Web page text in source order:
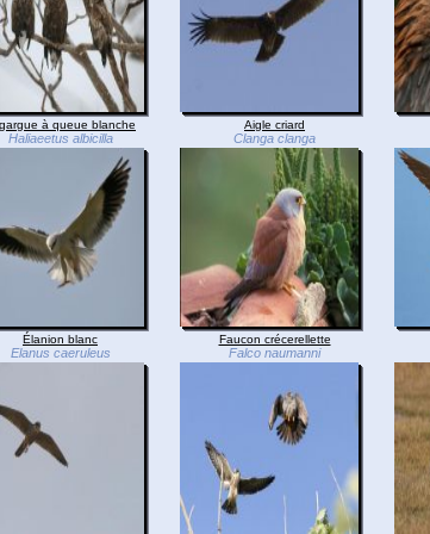
à queue blanche
Haliaeetus albicilla
Aigle criard
Clanga clanga
Élanion blanc
Elanus caeruleus
Faucon crécerellette
Falco naumanni